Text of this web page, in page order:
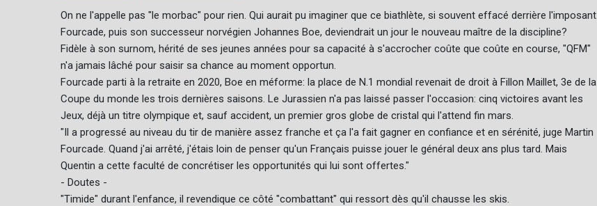
On ne l'appelle pas "le morbac" pour rien. Qui aurait pu imaginer que ce biathlète, si souvent effacé derrière l'imposant
Fourcade, puis son successeur norvégien Johannes Boe, deviendrait un jour le nouveau maître de la discipline?
Fidèle à son surnom, hérité de ses jeunes années pour sa capacité à s'accrocher coûte que coûte en course, "QFM"
n'a jamais lâché pour saisir sa chance au moment opportun.
Fourcade parti à la retraite en 2020, Boe en méforme: la place de N.1 mondial revenait de droit à Fillon Maillet, 3e de la
Coupe du monde les trois dernières saisons. Le Jurassien n'a pas laissé passer l'occasion: cinq victoires avant les
Jeux, déjà un titre olympique et, sauf accident, un premier gros globe de cristal qui l'attend fin mars.
"Il a progressé au niveau du tir de manière assez franche et ça l'a fait gagner en confiance et en sérénité, juge Martin
Fourcade. Quand j'ai arrêté, j'étais loin de penser qu'un Français puisse jouer le général deux ans plus tard. Mais
Quentin a cette faculté de concrétiser les opportunités qui lui sont offertes."
- Doutes -
"Timide" durant l'enfance, il revendique ce côté "combattant" qui ressort dès qu'il chausse les skis.